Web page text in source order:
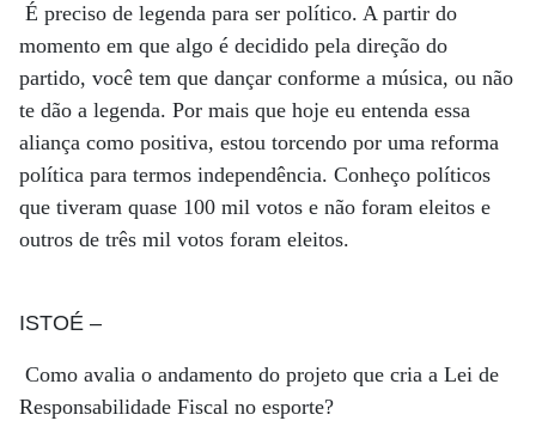
É preciso de legenda para ser político. A partir do
momento em que algo é decidido pela direção do
partido, você tem que dançar conforme a música, ou não
te dão a legenda. Por mais que hoje eu entenda essa
aliança como positiva, estou torcendo por uma reforma
política para termos independência. Conheço políticos
que tiveram quase 100 mil votos e não foram eleitos e
outros de três mil votos foram eleitos.
ISTOÉ –
Como avalia o andamento do projeto que cria a Lei de
Responsabilidade Fiscal no esporte?